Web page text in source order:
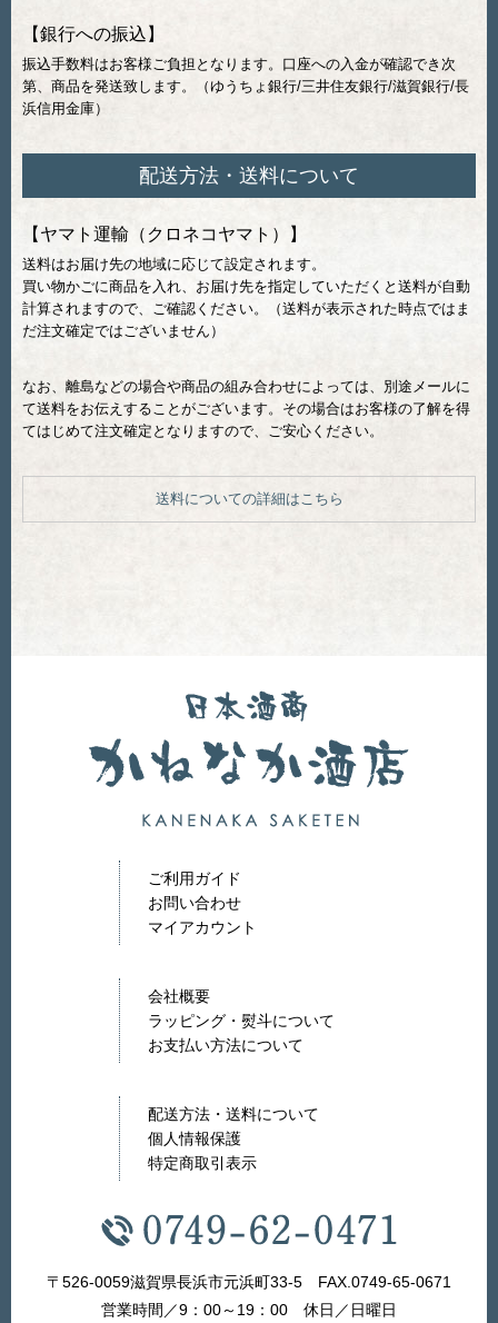
【銀行への振込】
振込手数料はお客様ご負担となります。口座への入金が確認でき次
第、商品を発送致します。（ゆうちょ銀行/三井住友銀行/滋賀銀行/長
浜信用金庫）
配送方法・送料について
【ヤマト運輸（クロネコヤマト）】
送料はお届け先の地域に応じて設定されます。
買い物かごに商品を入れ、お届け先を指定していただくと送料が自動
計算されますので、ご確認ください。（送料が表示された時点ではま
だ注文確定ではございません）
なお、離島などの場合や商品の組み合わせによっては、別途メールに
て送料をお伝えすることがございます。その場合はお客様の了解を得
てはじめて注文確定となりますので、ご安心ください。
送料についての詳細はこちら
ご利用ガイド
お問い合わせ
マイアカウント
会社概要
ラッピング・熨斗について
お支払い方法について
配送方法・送料について
個人情報保護
特定商取引表示
〒526-0059滋賀県長浜市元浜町33-5 FAX.0749-65-0671
営業時間／9：00～19：00 休日／日曜日